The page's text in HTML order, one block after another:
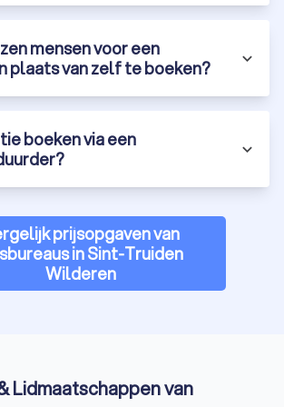
mensen voor een
plaats van zelf te boeken?
boeken via een
prijsopgaven van
in Sint-Truiden
Wilderen
Lidmaatschappen van